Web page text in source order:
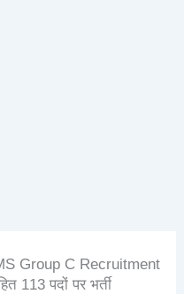
Group C Recruitment
113 पदों पर भर्ती